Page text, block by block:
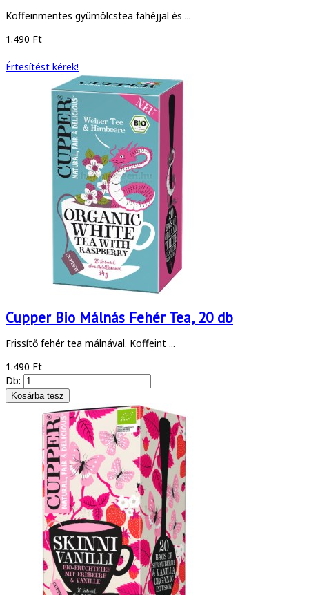
Koffeinmentes gyümölcstea fahéjjal és ...
1.490 Ft
Értesítést kérek!
Cupper Bio Málnás Fehér Tea, 20 db
Frissítő fehér tea málnával. Koffeint ...
1.490 Ft
Db: